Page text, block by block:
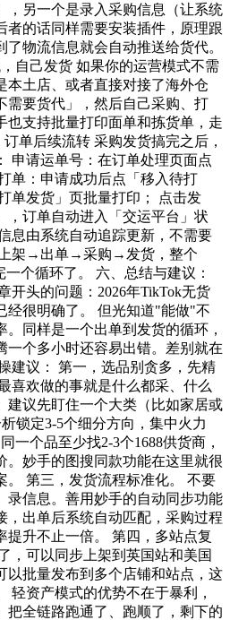
，另一个是录入采购信息（让系统
者的话同样需要安装插件，原理跟
物流信息就会自动推送给货代。
自己发货 如果你的运营模式不需
土店、或者直接对接了海外仓
要货代」，然后自己采购、打
也支持批量打印面单和拣货单，走
单后续流转 采购发货搞完之后，
申请运单号：在订单处理页面点
单：申请成功后点「移入待打
单发货」页批量打印； 点击发
，订单自动进入「交运平台」状
息由系统自动追踪更新，不需要
架→出单→采购→发货，整个
个循环了。 六、总结与建议：
开头的问题：2026年TikTok无货
经很明确了。 但光知道"能做"不
同样是一个出单到发货的循环，
一个多小时还容易出错。差别就在
建议： 第一，选品别贪多，先精
喜欢做的事就是什么都采、什么
建议先盯住一个大类（比如家居或
锁定3-5个细分方向，集中火力
一个品至少找2-3个1688供货商，
。妙手的图搜同款功能在这里就很
。 第三，发货流程标准化。 不要
录信息。善用妙手的自动同步功能
出单后系统自动匹配，采购过程
提升不止一倍。 第四，多站点复
，可以同步上架到英国站和美国
以批量发布到多个店铺和站点，这
轻资产模式的优势不在于暴利，
把全链路跑通了、跑顺了，剩下的